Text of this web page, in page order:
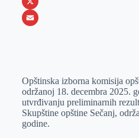
o
e
r
k
n
b
h
A
p
p
X
i
l
Opštinska izborna komisija
održanoj 18. decembra 2025.
utvrđivanju preliminarnih
Skupštine opštine Sečanj,
godine.